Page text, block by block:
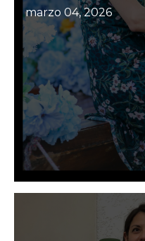
marzo 04, 2026